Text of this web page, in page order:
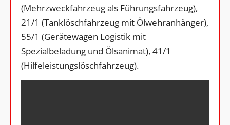
(Mehrzweckfahrzeug als Führungsfahrzeug),
21/1 (Tanklöschfahrzeug mit Ölwehranhänger),
55/1 (Gerätewagen Logistik mit
Spezialbeladung und Ölsanimat), 41/1
(Hilfeleistungslöschfahrzeug).